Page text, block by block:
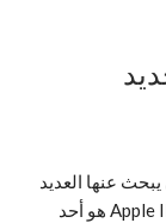
عنها العديد
من الأشخاص عند شراء آيفون جديد، حيث يعتبر Apple ID هو أحد